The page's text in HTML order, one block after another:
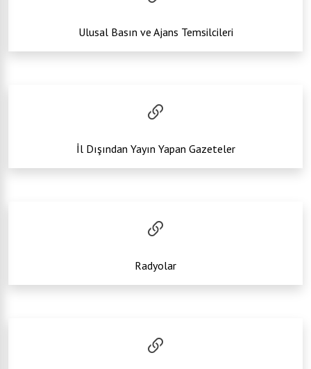
Ulusal Basın ve Ajans Temsilcileri
İl Dışından Yayın Yapan Gazeteler
Radyolar